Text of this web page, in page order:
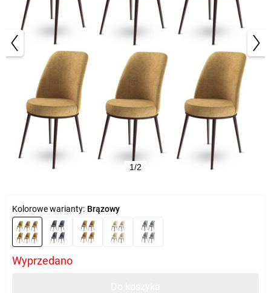
1/2
Kolorowe warianty: Brązowy
Wyprzedano